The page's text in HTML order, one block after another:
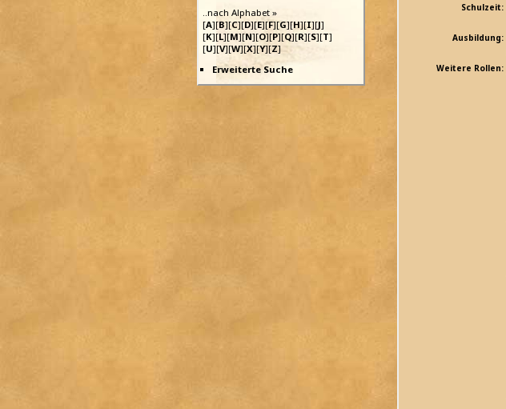
..nach Alphabet »
[A][B][C][D][E][F][G][H][I][J]
[K][L][M][N][O][P][Q][R][S][T]
[U][V][W][X][Y][Z]
Erweiterte Suche
Schulzeit:
Ausbildung:
Weitere Rollen: